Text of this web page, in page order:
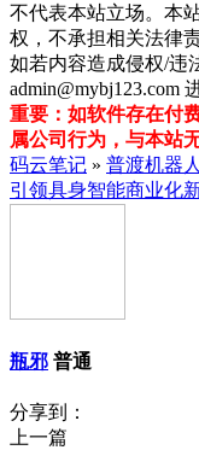
不代表本站立场。本
权，不承担相关法律责
如若内容造成侵权/违
admin@mybj123.com
重要：如软件存在付
属公司行为，与本站
码云笔记 » 普渡机器
引领具身智能商业化
瓶邪 普通
分享到：
上一篇